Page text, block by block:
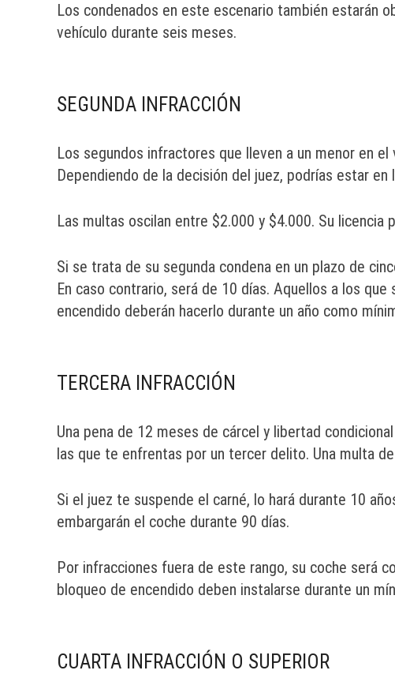
Los condenados en este escenario también estarán
vehículo durante seis meses.
SEGUNDA INFRACCIÓN
Los segundos infractores que lleven a un menor en
Dependiendo de la decisión del juez, podrías estar en
Las multas oscilan entre $2.000 y $4.000. Su licencia
Si se trata de su segunda condena en un plazo de
En caso contrario, será de 10 días. Aquellos a los
encendido deberán hacerlo durante un año como
TERCERA INFRACCIÓN
Una pena de 12 meses de cárcel y libertad
las que te enfrentas por un tercer delito. Una multa
Si el juez te suspende el carné, lo hará durante 10
embargarán el coche durante 90 días.
Por infracciones fuera de este rango, su coche será
bloqueo de encendido deben instalarse durante un
CUARTA INFRACCIÓN O SUPERIOR